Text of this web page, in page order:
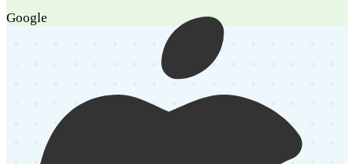
Google